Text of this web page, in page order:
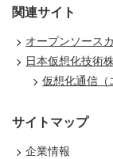
関連サイト
オープンソース
日本仮想化技術
仮想化通信（
サイトマップ
企業情報